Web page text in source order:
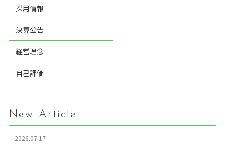
採用情報
決算公告
経営理念
自己評価
New Article
2026.07.17